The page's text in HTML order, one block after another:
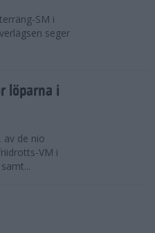
SM i
seger
löparna i
av de nio
VM i